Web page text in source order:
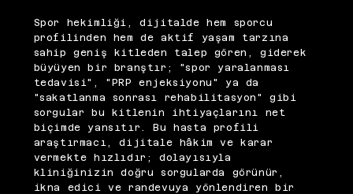
Spor hekimliği, dijitalde hem sporcu
profilinden hem de aktif yaşam tarzına
sahip geniş kitleden talep gören, giderek
büyüyen bir branştır; "spor yaralanması
tedavisi", "PRP enjeksiyonu" ya da
"sakatlanma sonrası rehabilitasyon" gibi
sorgular bu kitlenin ihtiyaçlarını net
biçimde yansıtır. Bu hasta profili
araştırmacı, dijitale hâkim ve karar
vermekte hızlıdır; dolayısıyla
kliniğinizin doğru sorgularda görünür,
ikna edici ve randevuya yönlendiren bir